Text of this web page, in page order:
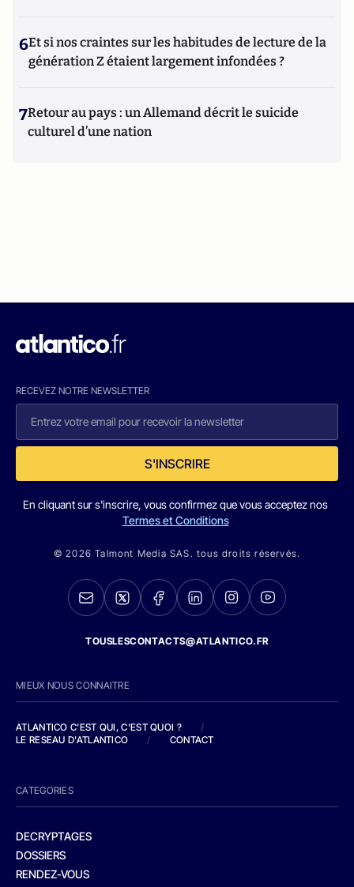
6Et si nos craintes sur les habitudes de lecture de la
génération Z étaient largement infondées ?
7Retour au pays : un Allemand décrit le suicide
culturel d’une nation
RECEVEZ NOTRE NEWSLETTER
S'INSCRIRE
En cliquant sur s'inscrire, vous confirmez que vous acceptez nos
Termes et Conditions
© 2026 Talmont Media SAS. tous droits réservés.
TOUSLESCONTACTS@ATLANTICO.FR
MIEUX NOUS CONNAITRE
ATLANTICO C'EST QUI, C'EST QUOI ?
/
LE RESEAU D'ATLANTICO
/ CONTACT
CATEGORIES
DECRYPTAGES
DOSSIERS
RENDEZ-VOUS